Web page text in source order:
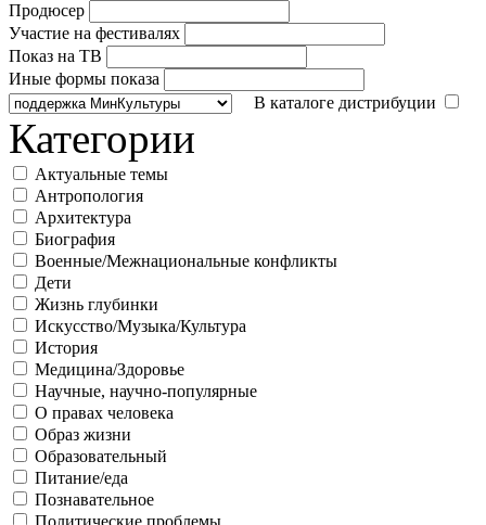
Продюсер
Участие на фестивалях
Показ на ТВ
Иные формы показа
В каталоге дистрибуции
Категории
Актуальные темы
Антропология
Архитектура
Биография
Военные/Межнациональные конфликты
Дети
Жизнь глубинки
Искусство/Музыка/Культура
История
Медицина/Здоровье
Научные, научно-популярные
О правах человека
Образ жизни
Образовательный
Питание/еда
Познавательное